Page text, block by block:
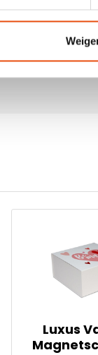
fordern Sie
an.
Luxus